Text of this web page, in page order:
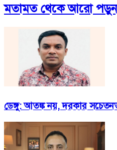
মতামতথেকে আরো পড়ুন
ডেঙ্গু: আতঙ্ক নয়, দরকার